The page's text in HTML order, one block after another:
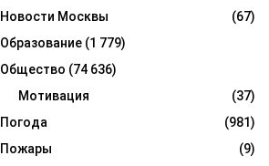
Новости Москвы
(67)
Образование (1 779)
Общество (74 636)
Мотивация
(37)
Погода
(981)
Пожары
(9)